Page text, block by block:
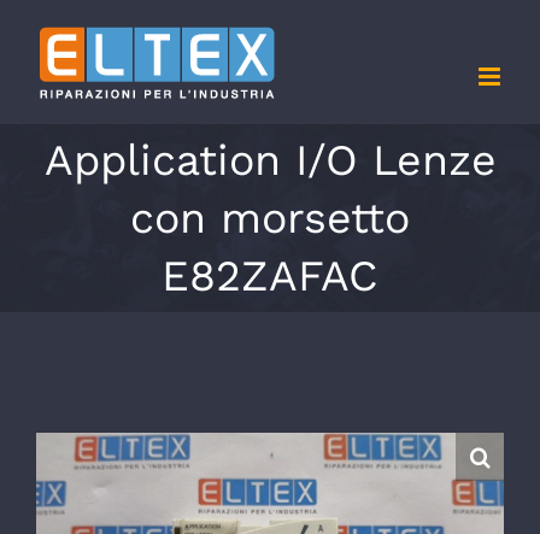
contenuto
Application I/O Lenze
con morsetto
E82ZAFAC